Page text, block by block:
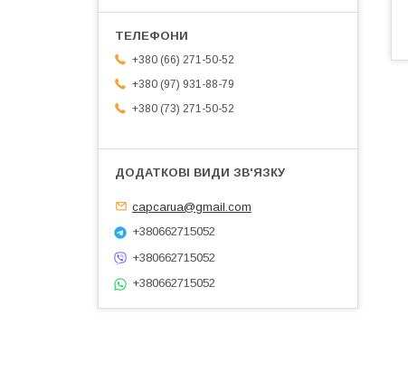
+380 (66) 271-50-52
+380 (97) 931-88-79
+380 (73) 271-50-52
capcarua@gmail.com
+380662715052
+380662715052
+380662715052